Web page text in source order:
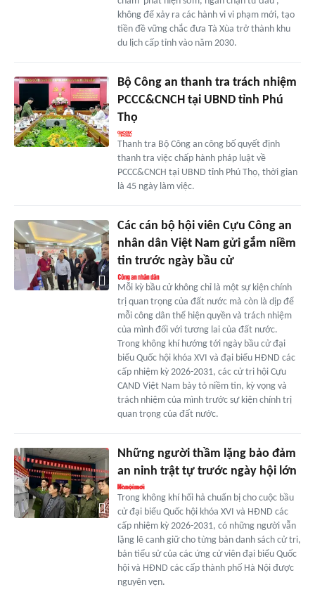
không để xảy ra các hành vi vi phạm mới, tạo
tiền đề vững chắc đưa Tà Xùa trở thành khu
du lịch cấp tỉnh vào năm 2030.
Bộ Công an thanh tra trách nhiệm
PCCC&CNCH tại UBND tỉnh Phú
Thọ
Thanh tra Bộ Công an công bố quyết định
thanh tra việc chấp hành pháp luật về
PCCC&CNCH tại UBND tỉnh Phú Thọ, thời gian
là 45 ngày làm việc.
Các cán bộ hội viên Cựu Công an
nhân dân Việt Nam gửi gắm niềm
tin trước ngày bầu cử
Mỗi kỳ bầu cử không chỉ là một sự kiện chính
trị quan trọng của đất nước mà còn là dịp để
mỗi công dân thể hiện quyền và trách nhiệm
của mình đối với tương lai của đất nước.
Trong không khí hướng tới ngày bầu cử đại
biểu Quốc hội khóa XVI và đại biểu HĐND các
cấp nhiệm kỳ 2026-2031, các cử tri hội Cựu
CAND Việt Nam bày tỏ niềm tin, kỳ vọng và
trách nhiệm của mình trước sự kiện chính trị
quan trọng của đất nước.
Những người thầm lặng bảo đảm
an ninh trật tự trước ngày hội lớn
Trong không khí hối hả chuẩn bị cho cuộc bầu
cử đại biểu Quốc hội khóa XVI và HĐND các
cấp nhiệm kỳ 2026-2031, có những người vẫn
lặng lẽ canh giữ cho từng bản danh sách cử tri,
bản tiểu sử của các ứng cử viên đại biểu Quốc
hội và HĐND các cấp thành phố Hà Nội được
nguyên vẹn.